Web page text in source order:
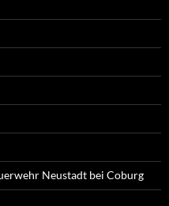
Neustadt bei Coburg